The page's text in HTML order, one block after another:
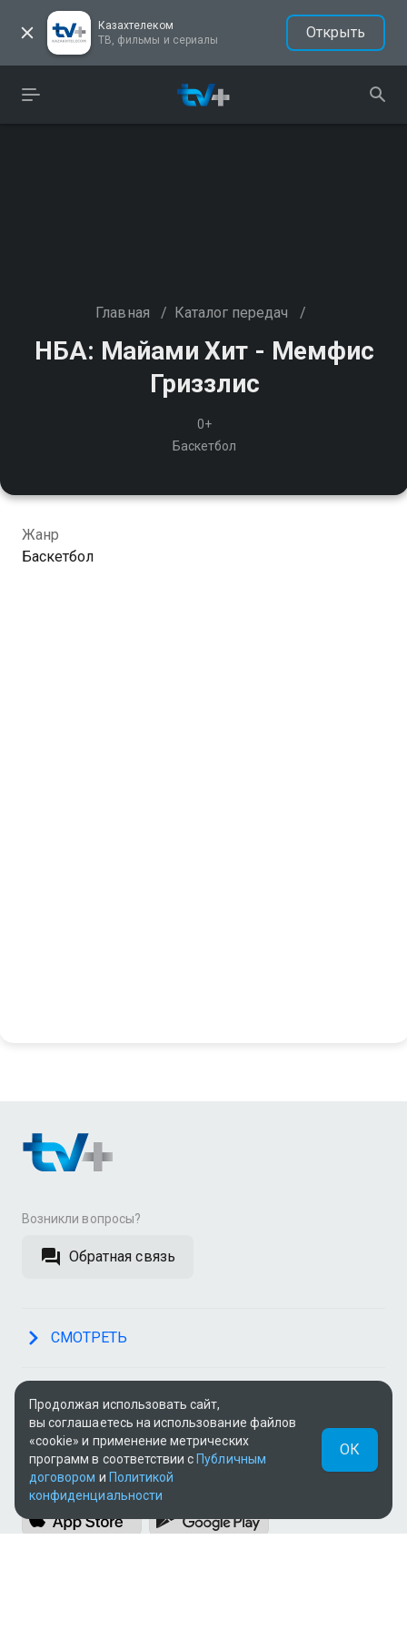
Казахтелеком
ТВ, фильмы и сериалы
Открыть
Главная / Каталог передач /
НБА: Майами Хит - Мемфис
Гриззлис
0+
Баскетбол
Жанр
Баскетбол
Возникли вопросы?
Обратная связь
СМОТРЕТЬ
ПРИЛОЖЕНИЯ
Продолжая использовать сайт,
вы соглашаетесь на использование файлов
«cookie» и применение метрических
программ в соответствии с Публичным
договором и Политикой
конфиденциальности
ОК